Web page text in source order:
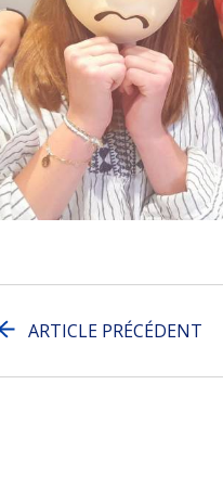
ARTICLE PRÉCÉDENT